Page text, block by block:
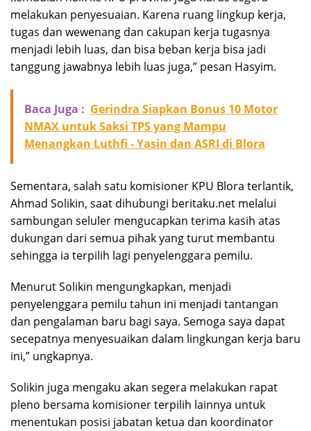
melakukan penyesuaian. Karena ruang lingkup kerja,
tugas dan wewenang dan cakupan kerja tugasnya
menjadi lebih luas, dan bisa beban kerja bisa jadi
tanggung jawabnya lebih luas juga,” pesan Hasyim.
Baca Juga : Gerindra Siapkan Bonus 10 Motor
NMAX untuk Saksi TPS yang Mampu
Menangkan Luthfi - Yasin dan ASRI di Blora
Sementara, salah satu komisioner KPU Blora terlantik,
Ahmad Solikin, saat dihubungi beritaku.net melalui
sambungan seluler mengucapkan terima kasih atas
dukungan dari semua pihak yang turut membantu
sehingga ia terpilih lagi penyelenggara pemilu.
Menurut Solikin mengungkapkan, menjadi
penyelenggara pemilu tahun ini menjadi tantangan
dan pengalaman baru bagi saya. Semoga saya dapat
secepatnya menyesuaikan dalam lingkungan kerja baru
ini,” ungkapnya.
Solikin juga mengaku akan segera melakukan rapat
pleno bersama komisioner terpilih lainnya untuk
menentukan posisi jabatan ketua dan koordinator